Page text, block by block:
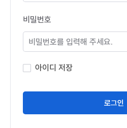
비밀번호
아이디 저장
로그인